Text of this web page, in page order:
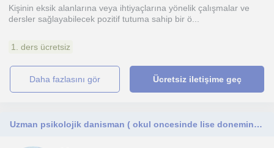
Kişinin eksik alanlarına veya ihtiyaçlarına yönelik çalışmalar ve
dersler sağlayabilecek pozitif tutuma sahip bir ö...
1. ders ücretsiz
daha fazlasını gör Ücretsiz iletişime geç
Uzman psikolojik danisman ( okul oncesinde lise donemine kadar her yasla seanslar)